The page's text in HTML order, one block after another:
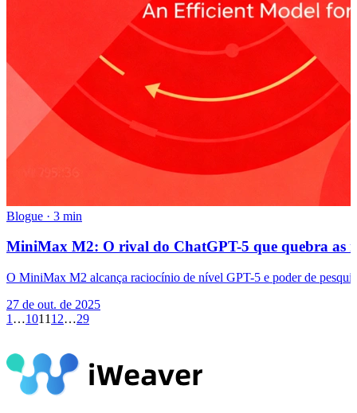
Blogue · 3 min
MiniMax M2: O rival do ChatGPT-5 que quebra as
O MiniMax M2 alcança raciocínio de nível GPT-5 e poder de
27 de out. de 2025
1 …1011 12…29